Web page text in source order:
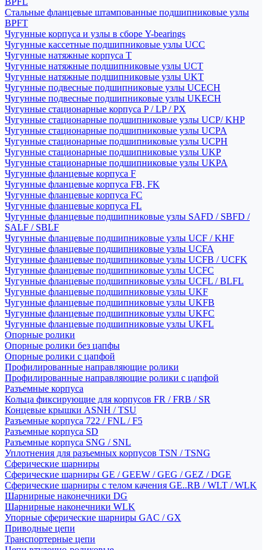
Стальные фланцевые штампованные подшипниковые узлы
BPFT
Чугунные корпуса и узлы в сборе Y-bearings
Чугунные кассетные подшипниковые узлы UCC
Чугунные натяжные корпуса T
Чугунные натяжные подшипниковые узлы UCT
Чугунные натяжные подшипниковые узлы UKT
Чугунные подвесные подшипниковые узлы UCECH
Чугунные подвесные подшипниковые узлы UKECH
Чугунные стационарные корпуса P / LP / PX
Чугунные стационарные подшипниковые узлы UCP/ KHP
Чугунные стационарные подшипниковые узлы UCPA
Чугунные стационарные подшипниковые узлы UCPH
Чугунные стационарные подшипниковые узлы UKP
Чугунные стационарные подшипниковые узлы UKPA
Чугунные фланцевые корпуса F
Чугунные фланцевые корпуса FB, FK
Чугунные фланцевые корпуса FC
Чугунные фланцевые корпуса FL
Чугунные фланцевые подшипниковые узлы SAFD / SBFD /
SALF / SBLF
Чугунные фланцевые подшипниковые узлы UCF / KHF
Чугунные фланцевые подшипниковые узлы UCFA
Чугунные фланцевые подшипниковые узлы UCFB / UCFK
Чугунные фланцевые подшипниковые узлы UCFC
Чугунные фланцевые подшипниковые узлы UCFL / BLFL
Чугунные фланцевые подшипниковые узлы UKF
Чугунные фланцевые подшипниковые узлы UKFB
Чугунные фланцевые подшипниковые узлы UKFC
Чугунные фланцевые подшипниковые узлы UKFL
Опорные ролики
Опорные ролики без цапфы
Опорные ролики с цапфой
Профилированные направляющие ролики
Профилированные направляющие ролики с цапфой
Разъемные корпуса
Кольца фиксирующие для корпусов FR / FRB / SR
Концевые крышки ASNH / TSU
Разъемные корпуса 722 / FNL / F5
Разъемные корпуса SD
Разъемные корпуса SNG / SNL
Уплотнения для разъемных корпусов TSN / TSNG
Сферические шарниры
Сферические шарниры GE / GEEW / GEG / GEZ / DGE
Сферические шарниры с телом качения GE..RB / WLT / WLK
Шарнирные наконечники DG
Шарнирные наконечники WLK
Упорные сферические шарниры GAC / GX
Приводные цепи
Транспортерные цепи